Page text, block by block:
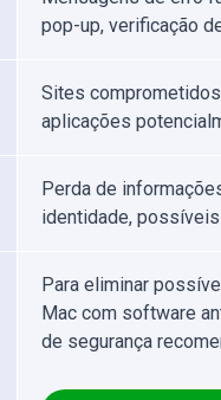
pop-up, verificação
Sites
aplicações
Perda de
identidade,
Para eliminar
Mac com software
de segurança